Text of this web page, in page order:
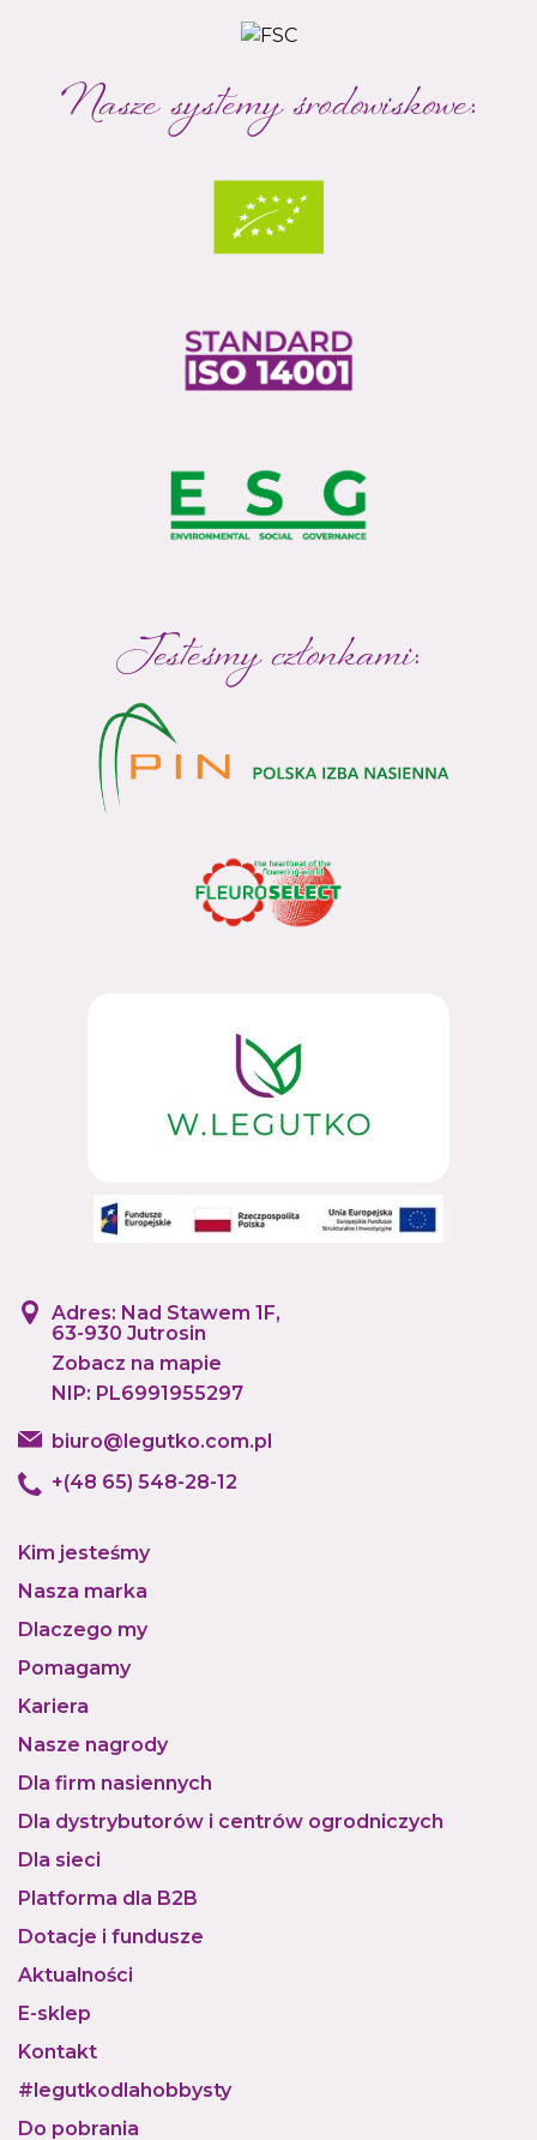
Nasze systemy środowiskowe:
Jesteśmy członkami:
Kim jesteśmy
Nasza marka
Dlaczego my
Pomagamy
Kariera
Nasze nagrody
Dla firm nasiennych
Dla dystrybutorów i centrów ogrodniczych
Dla sieci
Platforma dla B2B
Dotacje i fundusze
Aktualności
E-sklep
Kontakt
#legutkodlahobbysty
Do pobrania
Adres: Nad Stawem 1F,
63-930 Jutrosin
Zobacz na mapie
NIP: PL6991955297
biuro@legutko.com.pl
+(48 65) 548-28-12